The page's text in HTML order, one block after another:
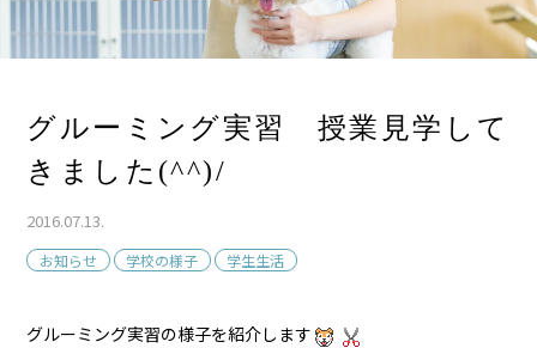
グルーミング実習 授業見学して
きました(^^)/
2016.07.13.
お知らせ 学校の様子 学生生活
グルーミング実習の様子を紹介します